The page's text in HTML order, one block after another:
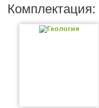
Геология